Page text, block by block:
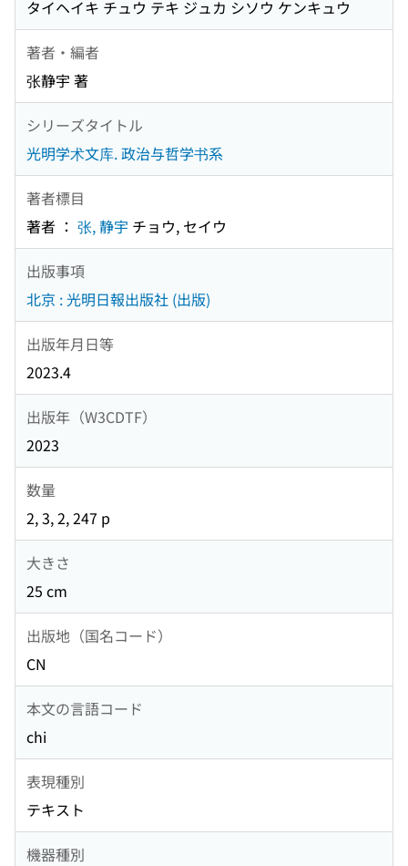
タイヘイキ チュウ テキ ジュカ シソウ ケンキュウ
著者・編者
张静宇 著
シリーズタイトル
光明学术文库. 政治与哲学书系
著者標目
著者 ： 张, 静宇 チョウ, セイウ
出版事項
北京 : 光明日報出版社 (出版)
出版年月日等
2023.4
出版年（W3CDTF）
2023
数量
2, 3, 2, 247 p
大きさ
25 cm
出版地（国名コード）
CN
本文の言語コード
chi
表現種別
テキスト
機器種別